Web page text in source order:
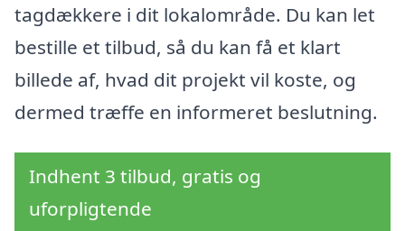
tagdækkere i dit lokalområde. Du kan let
bestille et tilbud, så du kan få et klart
billede af, hvad dit projekt vil koste, og
dermed træffe en informeret beslutning.
Indhent 3 tilbud, gratis og
uforpligtende